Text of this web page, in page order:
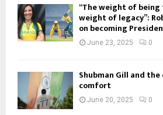
“The weight of
weight of legacy”:
on becoming
June 23, 2025 0
Shubman Gill and
comfort
June 20, 2025 0